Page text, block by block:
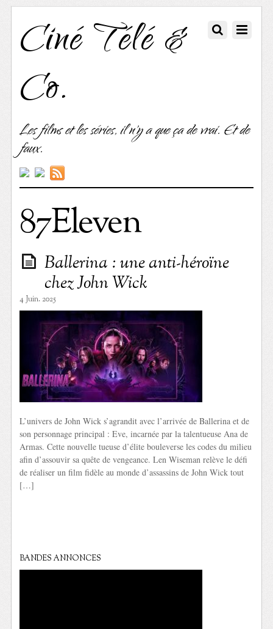
Ciné Télé &
Co.
Les films et les séries, il n'y a que ça de vrai. Et de
faux.
87Eleven
Ballerina : une anti-héroïne
chez John Wick
4 Juin. 2025
L’univers de John Wick s’agrandit avec l’arrivée de Ballerina et de
son personnage principal : Eve, incarnée par la talentueuse Ana de
Armas. Cette nouvelle tueuse d’élite bouleverse les codes du milieu
afin d’assouvir sa quête de vengeance. Len Wiseman relève le défi
de réaliser un film fidèle au monde d’assassins de John Wick tout
[…]
BANDES ANNONCES